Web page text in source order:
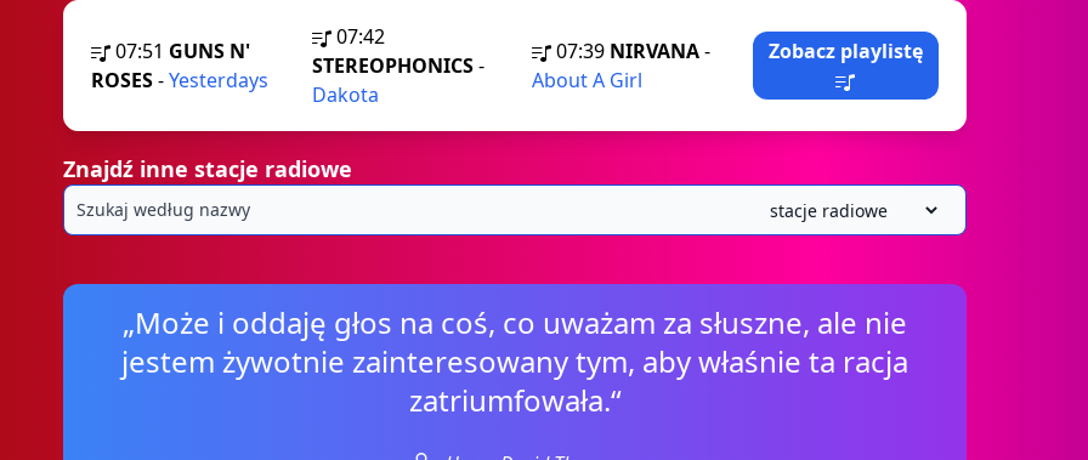
07:51 GUNS N'
ROSES-Yesterdays
07:42
STEREOPHONICS-
Dakota
07:39 NIRVANA-
About A Girl
Zobacz playlistę
Znajdź inne stacje radiowe
„Może i oddaję głos na coś, co uważam za słuszne, ale nie
jestem żywotnie zainteresowany tym, aby właśnie ta racja
zatriumfowała.“